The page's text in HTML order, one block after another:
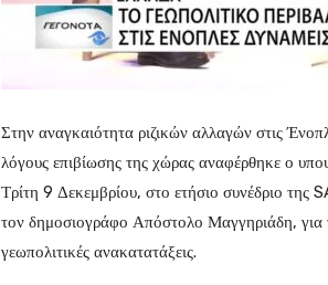
Στην αναγκαιότητα ριζικών αλλαγών στις
λόγους επιβίωσης της χώρας αναφέρθηκε ο
Τρίτη 9 Δεκεμβρίου, στο ετήσιο συνέδριο
τον δημοσιογράφο Απόστολο Μαγγηριάδη, για
γεωπολιτικές ανακατατάξεις.